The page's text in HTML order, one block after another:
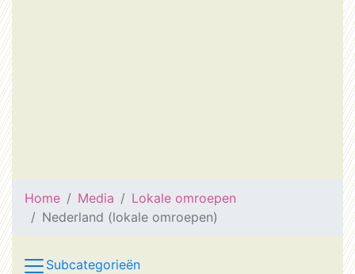
Home Media
Lokale omroepen
Nederland (lokale omroepen)
Subcategorieën